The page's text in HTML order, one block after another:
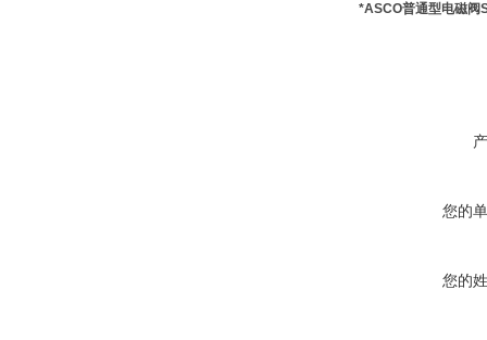
*ASCO普通型电磁阀
您的
您的